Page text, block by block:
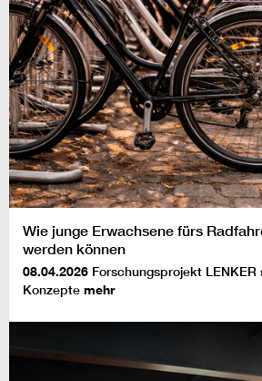
Wie junge Erwachsene fürs
werden können
08.04.2026 Forschungsprojekt LENKER
Konzepte mehr